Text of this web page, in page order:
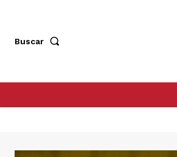
Buscar